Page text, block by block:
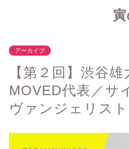
アーカイブ
【第２回】渋谷
MOVED代表／サ
ヴァンジェリスト